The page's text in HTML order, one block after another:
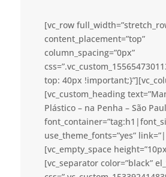
[vc_row
content_placement=”top”
column_spacing=”0px”
top: 40px
[vc_custom_heading
Plástico – na Penha – São
use_theme_fonts=”yes”
[vc_empty_space
[vc_separator color=”black”